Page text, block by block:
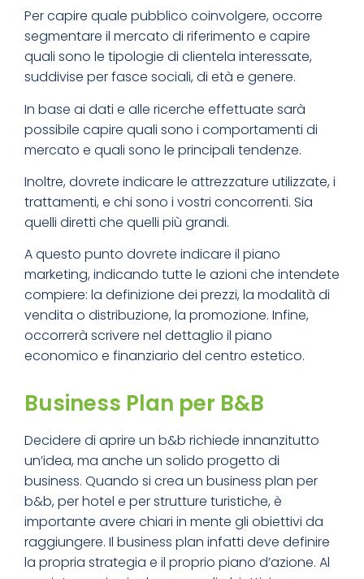
Per capire quale pubblico coinvolgere, occorre
segmentare il mercato di riferimento e capire
quali sono le tipologie di clientela interessate,
suddivise per fasce sociali, di età e genere.
In base ai dati e alle ricerche effettuate sarà
possibile capire quali sono i comportamenti di
mercato e quali sono le principali tendenze.
Inoltre, dovrete indicare le attrezzature utilizzate, i
trattamenti, e chi sono i vostri concorrenti. Sia
quelli diretti che quelli più grandi.
A questo punto dovrete indicare il piano
marketing, indicando tutte le azioni che intendete
compiere: la definizione dei prezzi, la modalità di
vendita o distribuzione, la promozione. Infine,
occorrerà scrivere nel dettaglio il piano
economico e finanziario del centro estetico.
Business Plan per B&B
Decidere di aprire un b&b richiede innanzitutto
un’idea, ma anche un solido progetto di
business. Quando si crea un business plan per
b&b, per hotel e per strutture turistiche, è
importante avere chiari in mente gli obiettivi da
raggiungere. Il business plan infatti deve definire
la propria strategia e il proprio piano d’azione. Al